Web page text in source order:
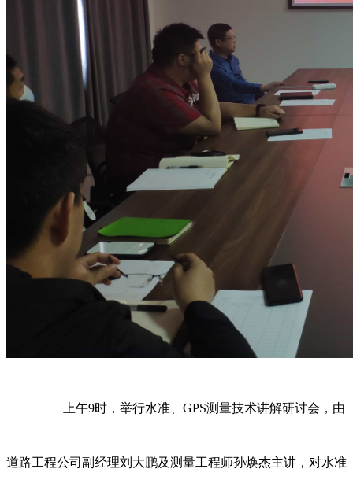
上午9时，举行水准、GPS测量技术讲解研讨会，由
道路工程公司副经理刘大鹏及测量工程师孙焕杰主讲，对水准